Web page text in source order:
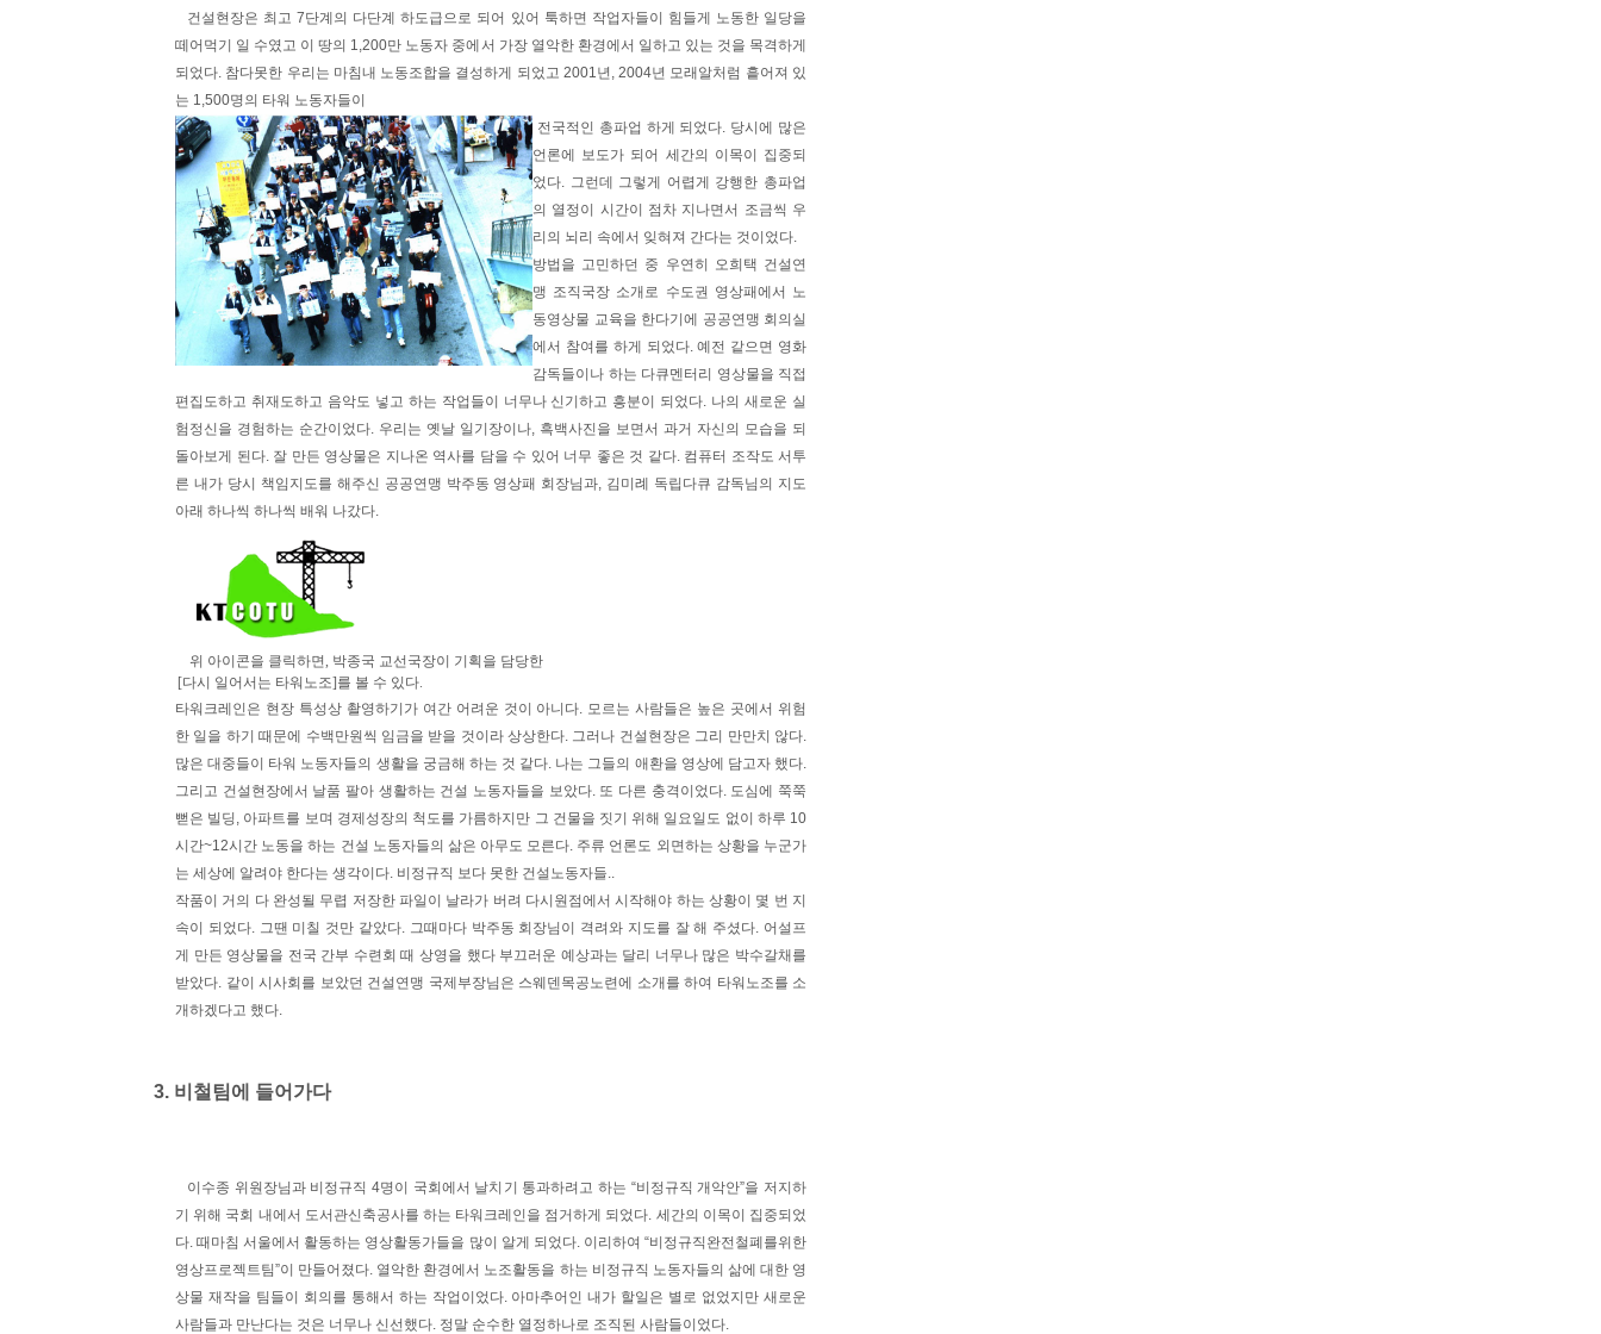
건설현장은 최고 7단계의 다단계 하도급으로 되어 있어 툭하면 작업자들이 힘들게 노동한 일당을
떼어먹기 일 수였고 이 땅의 1,200만 노동자 중에서 가장 열악한 환경에서 일하고 있는 것을 목격하게
되었다. 참다못한 우리는 마침내 노동조합을 결성하게 되었고 2001년, 2004년 모래알처럼 흩어져 있
는 1,500명의 타워 노동자들이
전국적인 총파업 하게 되었다. 당시에 많은
언론에 보도가 되어 세간의 이목이 집중되
었다. 그런데 그렇게 어렵게 강행한 총파업
의 열정이 시간이 점차 지나면서 조금씩 우
리의 뇌리 속에서 잊혀져 간다는 것이었다.
방법을 고민하던 중 우연히 오희택 건설연
맹 조직국장 소개로 수도권 영상패에서 노
동영상물 교육을 한다기에 공공연맹 회의실
에서 참여를 하게 되었다. 예전 같으면 영화
감독들이나 하는 다큐멘터리 영상물을 직접
편집도하고 취재도하고 음악도 넣고 하는 작업들이 너무나 신기하고 흥분이 되었다. 나의 새로운 실
험정신을 경험하는 순간이었다. 우리는 옛날 일기장이나, 흑백사진을 보면서 과거 자신의 모습을 되
돌아보게 된다. 잘 만든 영상물은 지나온 역사를 담을 수 있어 너무 좋은 것 같다. 컴퓨터 조작도 서투
른 내가 당시 책임지도를 해주신 공공연맹 박주동 영상패 회장님과, 김미례 독립다큐 감독님의 지도
아래 하나씩 하나씩 배워 나갔다.
위 아이콘을 클릭하면, 박종국 교선국장이 기획을 담당한
[다시 일어서는 타워노조]를 볼 수 있다.
타워크레인은 현장 특성상 촬영하기가 여간 어려운 것이 아니다. 모르는 사람들은 높은 곳에서 위험
한 일을 하기 때문에 수백만원씩 임금을 받을 것이라 상상한다. 그러나 건설현장은 그리 만만치 않다.
많은 대중들이 타워 노동자들의 생활을 궁금해 하는 것 같다. 나는 그들의 애환을 영상에 담고자 했다.
그리고 건설현장에서 날품 팔아 생활하는 건설 노동자들을 보았다. 또 다른 충격이었다. 도심에 쭉쭉
뻗은 빌딩, 아파트를 보며 경제성장의 척도를 가름하지만 그 건물을 짓기 위해 일요일도 없이 하루 10
시간~12시간 노동을 하는 건설 노동자들의 삶은 아무도 모른다. 주류 언론도 외면하는 상황을 누군가
는 세상에 알려야 한다는 생각이다. 비정규직 보다 못한 건설노동자들..
작품이 거의 다 완성될 무렵 저장한 파일이 날라가 버려 다시원점에서 시작해야 하는 상황이 몇 번 지
속이 되었다. 그땐 미칠 것만 같았다. 그때마다 박주동 회장님이 격려와 지도를 잘 해 주셨다. 어설프
게 만든 영상물을 전국 간부 수련회 때 상영을 했다 부끄러운 예상과는 달리 너무나 많은 박수갈채를
받았다. 같이 시사회를 보았던 건설연맹 국제부장님은 스웨덴목공노련에 소개를 하여 타워노조를 소
개하겠다고 했다.
3. 비철팀에 들어가다
이수종 위원장님과 비정규직 4명이 국회에서 날치기 통과하려고 하는 “비정규직 개악안”을 저지하
기 위해 국회 내에서 도서관신축공사를 하는 타워크레인을 점거하게 되었다. 세간의 이목이 집중되었
다. 때마침 서울에서 활동하는 영상활동가들을 많이 알게 되었다. 이리하여 “비정규직완전철폐를위한
영상프로젝트팀”이 만들어졌다. 열악한 환경에서 노조활동을 하는 비정규직 노동자들의 삶에 대한 영
상물 재작을 팀들이 회의를 통해서 하는 작업이었다. 아마추어인 내가 할일은 별로 없었지만 새로운
사람들과 만난다는 것은 너무나 신선했다. 정말 순수한 열정하나로 조직된 사람들이었다.